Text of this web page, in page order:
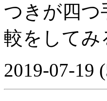
つきが四
較をしてみ
2019-07-19